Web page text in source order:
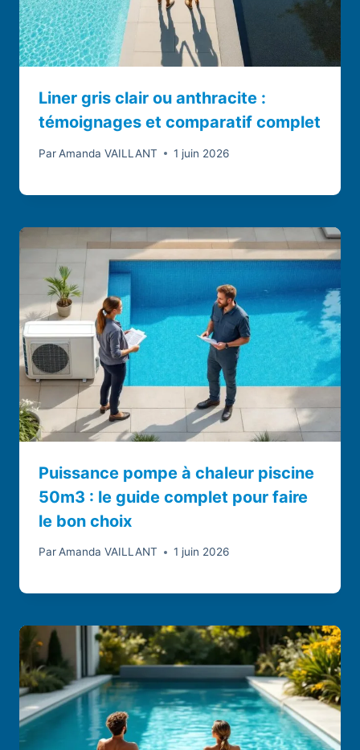
Liner gris clair ou anthracite :
témoignages et comparatif complet
Par Amanda VAILLANT 1 juin 2026
Puissance pompe à chaleur piscine
50m3 : le guide complet pour faire
le bon choix
ParAmanda VAILLANT 1 juin 2026